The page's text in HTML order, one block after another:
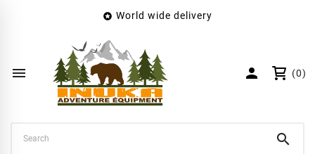
 World wide delivery
  (0)

Wishlist name